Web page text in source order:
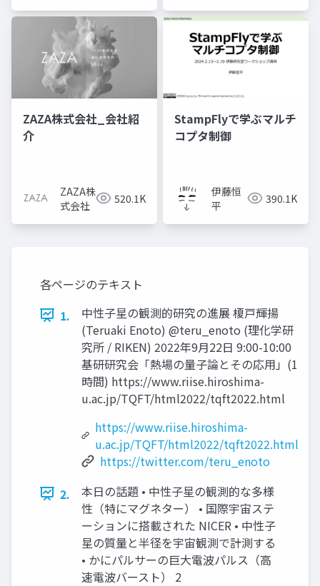
ZAZA株式会社_会社紹
介
ZAZA株
式会社
520.1K
StampFlyで学ぶマルチ
コプタ制御
伊藤恒
平
390.1K
各ページのテキスト
1.
中性子星の観測的研究の進展 榎戸輝揚
(Teruaki Enoto) @teru_enoto (理化学研
究所 / RIKEN) 2022年9月22日 9:00-10:00
基研研究会「熱場の量子論とその応用」(1
時間) https://www.riise.hiroshima-
u.ac.jp/TQFT/html2022/tqft2022.html
https://www.riise.hiroshima-
u.ac.jp/TQFT/html2022/tqft2022.html
https://twitter.com/teru_enoto
2.
本日の話題 • 中性子星の観測的な多様
性（特にマグネター） • 国際宇宙ステ
ーションに搭載された NICER • 中性子
星の質量と半径を宇宙観測で計測する
• かにパルサーの巨大電波パルス（高
速電波バースト） 2